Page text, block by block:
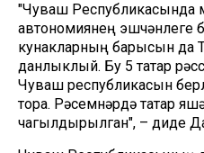
"Чуваш Республикасында
автономиянең эшчәнлеге
кунакларның барысын да
данлыклый. Бу 5 татар
Чуваш республикасын
тора. Рәсемнәрдә татар
чагылдырылган", – диде